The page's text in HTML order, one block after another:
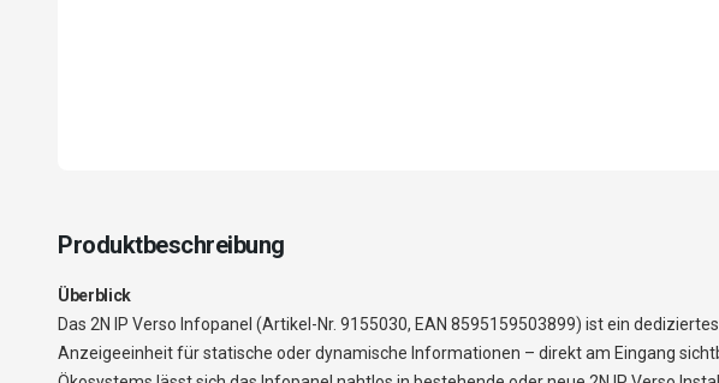
Produktbeschreibung
Überblick
Das 2N IP Verso Infopanel (Artikel-Nr. 9155030, EAN 8595159503899) ist ein
Anzeigeeinheit für statische oder dynamische Informationen – direkt am Eingang